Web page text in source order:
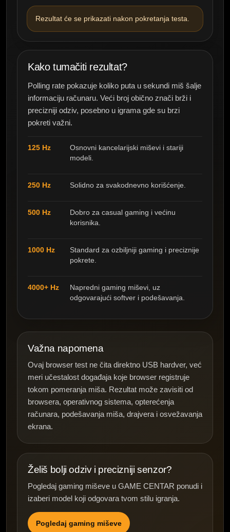
Rezultat će se prikazati nakon pokretanja testa.
Kako tumačiti rezultat?
Polling rate pokazuje koliko puta u sekundi miš šalje
informaciju računaru. Veći broj obično znači brži i
precizniji odziv, posebno u igrama gde su brzi
pokreti važni.
125 Hz
Osnovni kancelarijski miševi i stariji
modeli.
250 Hz Solidno za svakodnevno korišćenje.
500 Hz
Dobro za casual gaming i većinu
korisnika.
1000 Hz
Standard za ozbiljniji gaming i preciznije
pokrete.
4000+ Hz
Napredni gaming miševi, uz
odgovarajući softver i podešavanja.
Važna napomena
Ovaj browser test ne čita direktno USB hardver, već
meri učestalost događaja koje browser registruje
tokom pomeranja miša. Rezultat može zavisiti od
browsera, operativnog sistema, opterećenja
računara, podešavanja miša, drajvera i osvežavanja
ekrana.
Želiš bolji odziv i precizniji senzor?
Pogledaj gaming miševe u GAME CENTAR ponudi i
izaberi model koji odgovara tvom stilu igranja.
Pogledaj gaming miševe